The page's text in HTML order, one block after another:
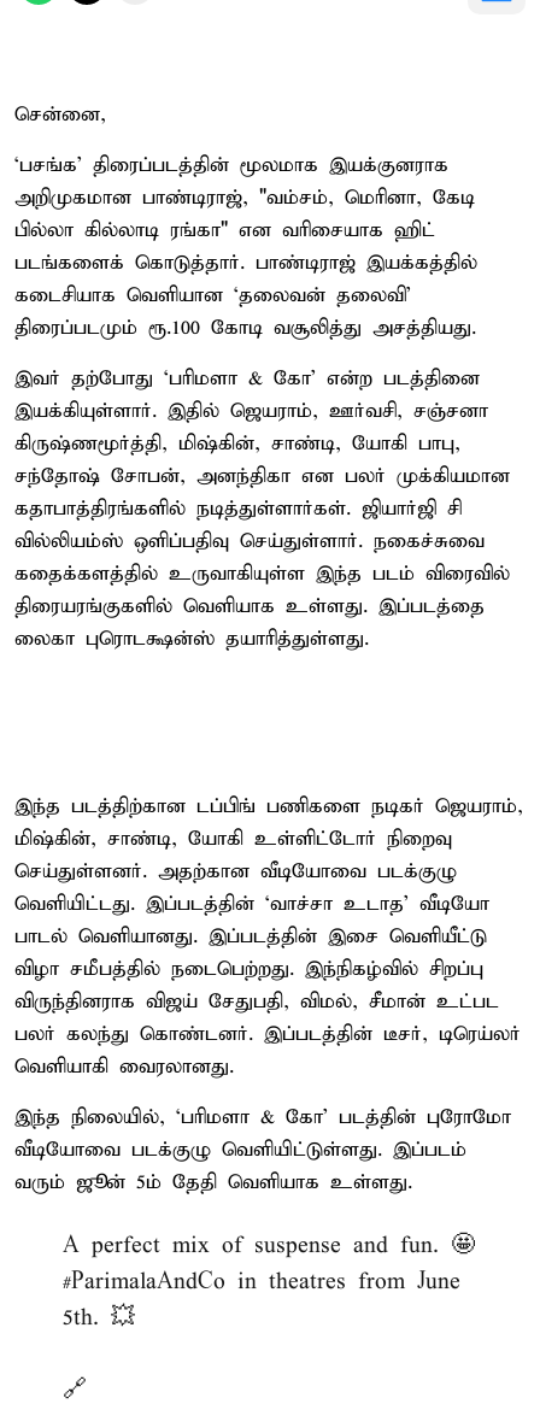
சென்னை,
‘பசங்க’ திரைப்படத்தின் மூலமாக இயக்குனராக
அறிமுகமான பாண்டிராஜ், "வம்சம், மெரினா, கேடி
பில்லா கில்லாடி ரங்கா" என வரிசையாக ஹிட்
படங்களைக் கொடுத்தார். பாண்டிராஜ் இயக்கத்தில்
கடைசியாக வெளியான ‘தலைவன் தலைவி’
திரைப்படமும் ரூ.100 கோடி வசூலித்து அசத்தியது.
இவர் தற்போது ‘பரிமளா & கோ’ என்ற படத்தினை
இயக்கியுள்ளார். இதில் ஜெயராம், ஊர்வசி, சஞ்சனா
கிருஷ்ணமூர்த்தி, மிஷ்கின், சாண்டி, யோகி பாபு,
சந்தோஷ் சோபன், அனந்திகா என பலர் முக்கியமான
கதாபாத்திரங்களில் நடித்துள்ளார்கள். ஜியார்ஜி சி
வில்லியம்ஸ் ஒளிப்பதிவு செய்துள்ளார். நகைச்சுவை
கதைக்களத்தில் உருவாகியுள்ள இந்த படம் விரைவில்
திரையரங்குகளில் வெளியாக உள்ளது. இப்படத்தை
லைகா புரொடக்ஷன்ஸ் தயாரித்துள்ளது.
இந்த படத்திற்கான டப்பிங் பணிகளை நடிகர் ஜெயராம்,
மிஷ்கின், சாண்டி, யோகி உள்ளிட்டோர் நிறைவு
செய்துள்ளனர். அதற்கான வீடியோவை படக்குழு
வெளியிட்டது. இப்படத்தின் ‘வாச்சா உடாத’ வீடியோ
பாடல் வெளியானது. இப்படத்தின் இசை வெளியீட்டு
விழா சமீபத்தில் நடைபெற்றது. இந்நிகழ்வில் சிறப்பு
விருந்தினராக விஜய் சேதுபதி, விமல், சீமான் உட்பட
பலர் கலந்து கொண்டனர். இப்படத்தின் டீசர், டிரெய்லர்
வெளியாகி வைரலானது.
இந்த நிலையில், ‘பரிமளா & கோ’ படத்தின் புரோமோ
வீடியோவை படக்குழு வெளியிட்டுள்ளது. இப்படம்
வரும் ஜூன் 5ம் தேதி வெளியாக உள்ளது.
A perfect mix of suspense and fun. 🤩
#ParimalaAndCo in theatres from June
5th. 💥
🔗